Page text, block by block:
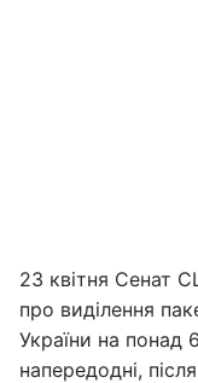
23 квітня Сенат
про виділення
України на понад
напередодні,